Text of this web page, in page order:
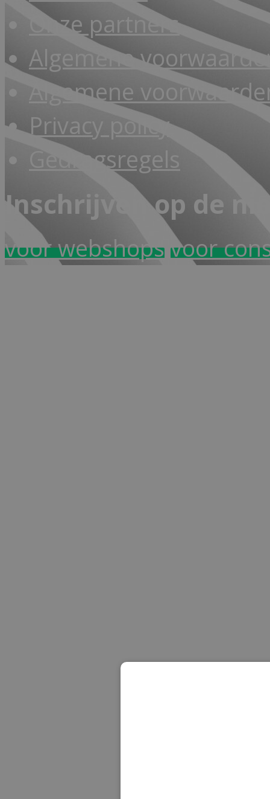
Onze partners
Algemene
Algemene
Privacy policy
Gedragsregels
Inschrijven op de
voor webshopsvoor